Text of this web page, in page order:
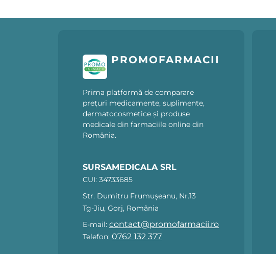
PROMOFARMACII
Prima platformă de comparare
prețuri medicamente, suplimente,
dermatocosmetice și produse
medicale din farmaciile online din
România.
SURSAMEDICALA SRL
CUI: 34733685
Str. Dumitru Frumușeanu, Nr.13
Tg-Jiu, Gorj, România
E-mail: contact@promofarmacii.ro
Telefon: 0762 132 377